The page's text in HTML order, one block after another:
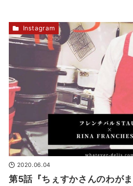
2020.06.04
第5話『ちぇすかさんのわがま
Instagram